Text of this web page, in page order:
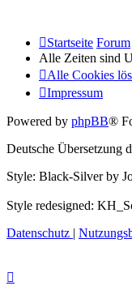
Startseite Forum
Alle Zeiten sind
Alle Cookies
Impressum
Powered by phpBB®
Deutsche Übersetzung
Style: Black-Silver by
Style redesigned:
Datenschutz |